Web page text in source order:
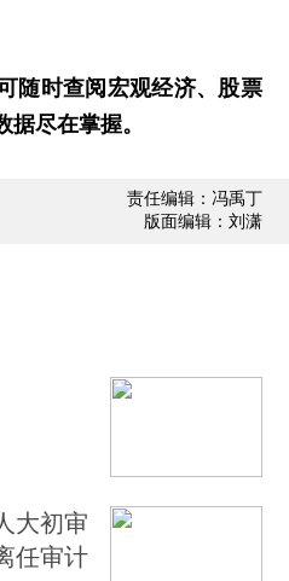
可随时查阅宏观经济、股票
尽在掌握。
责任编辑：冯禹丁
版面编辑：刘潇
大初审
任审计